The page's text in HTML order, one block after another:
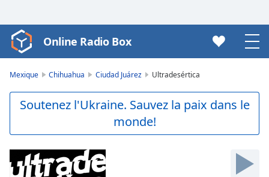
Video
Player
Play
Video
Skip
Skip
Forward
Online Radio Box
Mexique Chihuahua Ciudad Juárez Ultradesértica
Soutenez l'Ukraine. Sauvez la paix dans le
monde!